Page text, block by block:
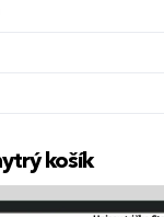
košík